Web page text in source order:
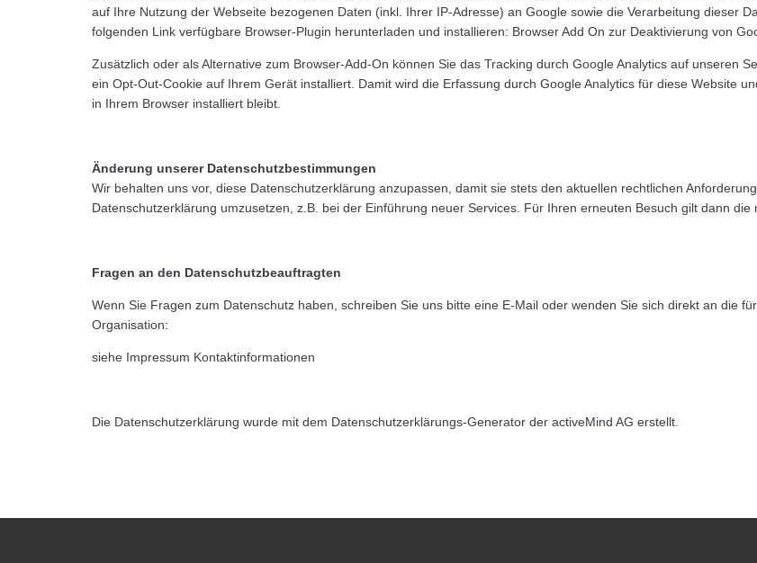
auf Ihre Nutzung der Webseite bezogenen Daten (inkl. Ihrer IP-Adresse) an Google sowie die Verarbeitung dieser
folgenden Link verfügbare Browser-Plugin herunterladen und installieren: Browser Add On zur Deaktivierung von
Zusätzlich oder als Alternative zum Browser-Add-On können Sie das Tracking durch Google Analytics auf unseren
ein Opt-Out-Cookie auf Ihrem Gerät installiert. Damit wird die Erfassung durch Google Analytics für diese Website
in Ihrem Browser installiert bleibt.
Änderung unserer Datenschutzbestimmungen
Wir behalten uns vor, diese Datenschutzerklärung anzupassen, damit sie stets den aktuellen rechtlichen
Datenschutzerklärung umzusetzen, z.B. bei der Einführung neuer Services. Für Ihren erneuten Besuch gilt dann die
Fragen an den Datenschutzbeauftragten
Wenn Sie Fragen zum Datenschutz haben, schreiben Sie uns bitte eine E-Mail oder wenden Sie sich direkt an die
Organisation:
siehe Impressum Kontaktinformationen
Die Datenschutzerklärung wurde mit dem Datenschutzerklärungs-Generator der activeMind AG erstellt.